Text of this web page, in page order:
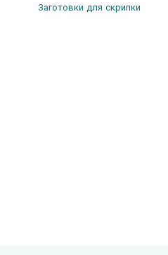
Заготовки для скрипки